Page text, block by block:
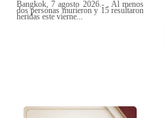
Bangkok, 7 agosto 2026.- . Al menos
dos personas murieron y 15 resultaron
heridas este vierne...